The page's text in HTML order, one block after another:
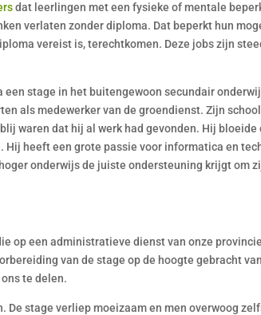
dat leerlingen met een fysieke of mentale
verlaten zonder diploma. Dat beperkt hun
vereist is, terechtkomen. Deze jobs zijn
stage in het buitengewoon secundair
als medewerker van de groendienst. Zijn
waren dat hij al werk had gevonden. Hij bloeide
heeft een grote passie voor informatica en
onderwijs de juiste ondersteuning krijgt om
op een administratieve dienst van onze
van de stage op de hoogte gebracht
te delen.
De stage verliep moeizaam en men overwoog